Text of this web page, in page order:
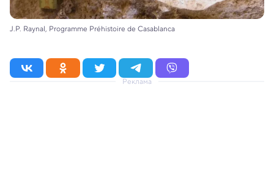
J.P. Raynal, Programme Préhistoire de Casablanca
Реклама